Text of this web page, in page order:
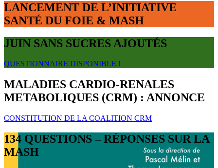
LANCEMENT DE L’INITIATIVE
SANTÉ DU FOIE & MASH
JUIN SANS SUCRES AJOUTÉS
QUESTIONNAIRE DISPONIBLE !
MALADIES CARDIO-RENALES
METABOLIQUES (CRM) : ANNONCE
CONSTITUTION DE LA COALITION CRM
134 QUESTIONS – RÉPONSES SUR LA
MASH